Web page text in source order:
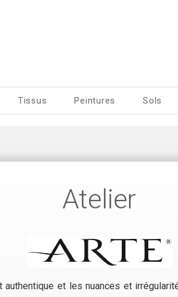
Tissus Peintures Sols
Atelier
et les nuances et